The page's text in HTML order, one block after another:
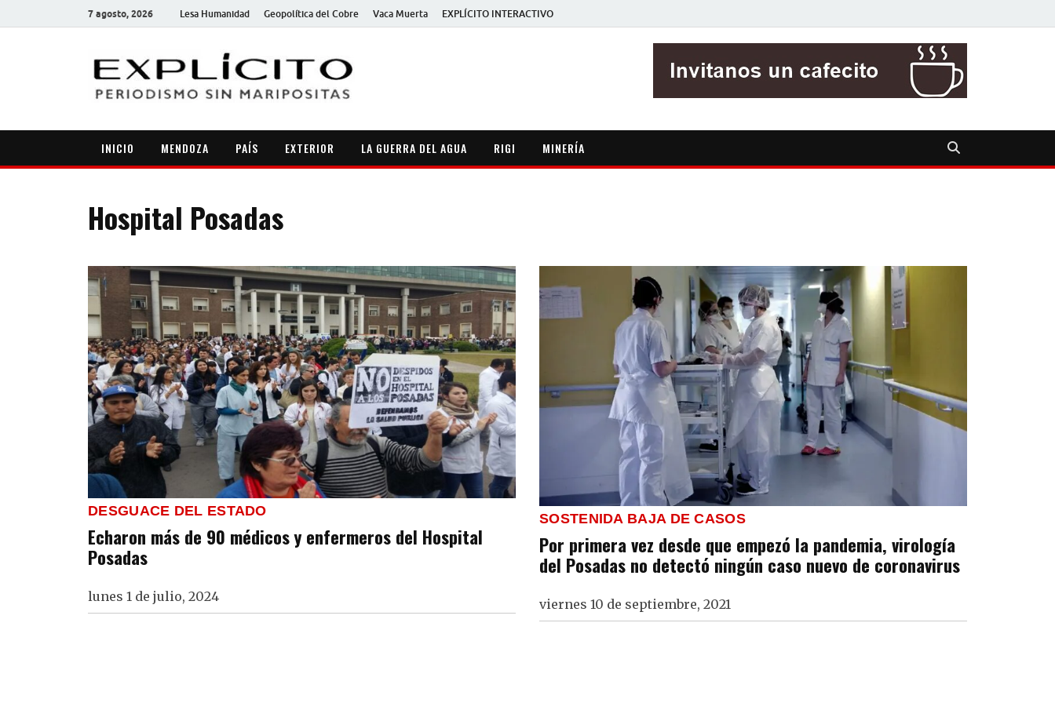
7 agosto, 2026 Lesa Humanidad Geopolítica del Cobre Vaca Muerta EXPLÍCITO INTERACTIVO
INICIO MENDOZA PAÍS EXTERIOR LA GUERRA DEL AGUA RIGI MINERÍA
Hospital Posadas
DESGUACE DEL ESTADO
Echaron más de 90 médicos y enfermeros del Hospital
Posadas
lunes 1 de julio, 2024
SOSTENIDA BAJA DE CASOS
Por primera vez desde que empezó la pandemia, virología
del Posadas no detectó ningún caso nuevo de coronavirus
viernes 10 de septiembre, 2021